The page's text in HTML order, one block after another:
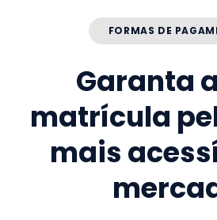
FORMAS DE
Garanta
matrícula
mais